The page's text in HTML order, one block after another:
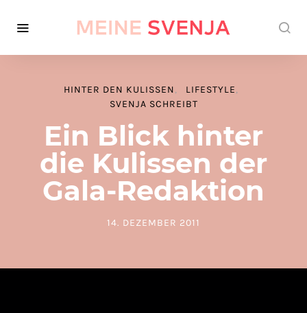
HINTER DEN KULISSEN
LIFESTYLE
SVENJA SCHREIBT
Ein Blick hinter
die Kulissen der
Gala-Redaktion
POSTED ON
14. DEZEMBER 2011